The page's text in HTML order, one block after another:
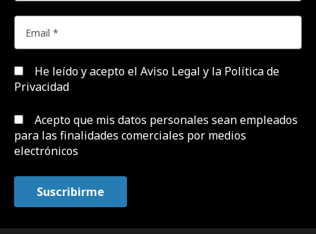
He leído y acepto el Aviso Legal y la Política de
Privacidad
Acepto que mis datos personales sean empleados
para las finalidades comerciales por medios
electrónicos